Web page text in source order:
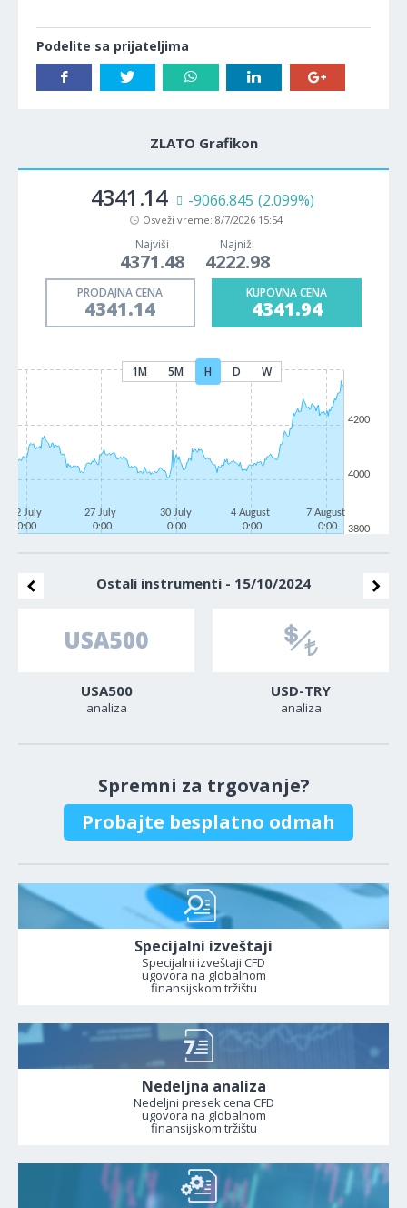
Podelite sa prijateljima
ZLATO Grafikon
4341.42 -9096.020 (2.105%)
Osveži vreme: 8/7/2026 15:54
Najviši
4371.48
Najniži
4222.98
PRODAJNA CENA
4341.42
KUPOVNA CENA
4342.22
1M 5M H D W
22 July
0:00
27 July
0:00
30 July
0:00
4 August
0:00
7 August
0:00
3800
4000
4200
Ostali instrumenti - 15/10/2024
USA500
analiza
USD-TRY
analiza
Spremni za trgovanje?
Probajte besplatno odmah
Specijalni izveštaji
Specijalni izveštaji CFD
ugovora na globalnom
finansijskom tržištu
Nedeljna analiza
Nedeljni presek cena CFD
ugovora na globalnom
finansijskom tržištu